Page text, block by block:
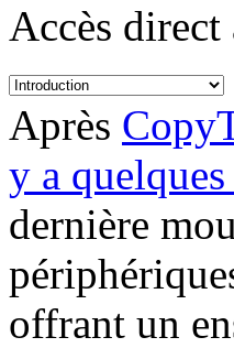
Accès direct
Après
y a
dernière
offrant un